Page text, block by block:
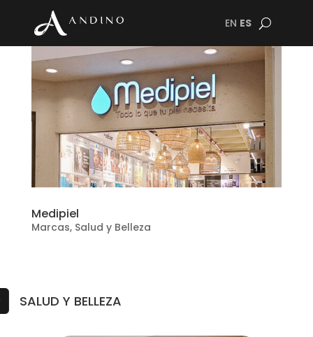
EN ES
Medipiel
Marcas, Salud y Belleza
SALUD Y BELLEZA